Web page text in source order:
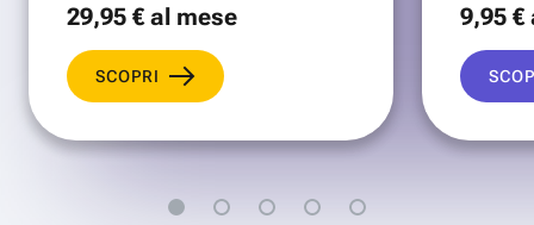
29,95 €al mese
SCOPRI
9,95 €